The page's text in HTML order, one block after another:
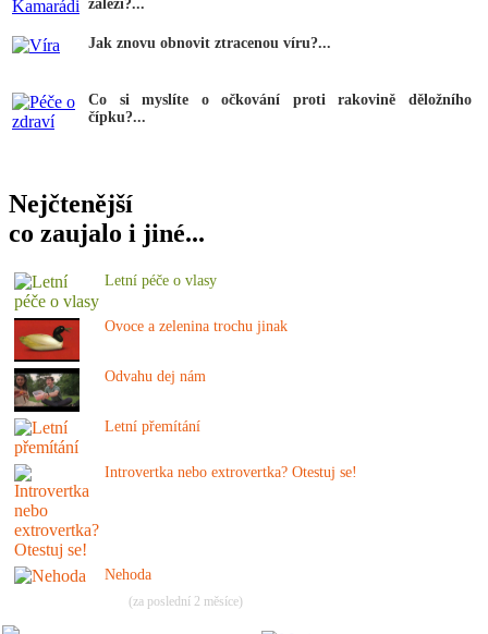
záleží?...
Jak znovu obnovit ztracenou víru?...
Co si myslíte o očkování proti rakovině děložního
čípku?...
Nejčtenější
co zaujalo i jiné...
Letní péče o vlasy
Ovoce a zelenina trochu jinak
Odvahu dej nám
Letní přemítání
Introvertka nebo extrovertka? Otestuj se!
Nehoda
(za poslední 2 měsíce)